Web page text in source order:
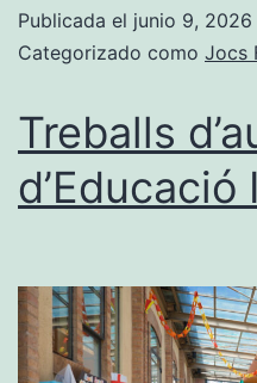
Publicada el junio 9, 2026
Categorizado como Jocs
Treballs